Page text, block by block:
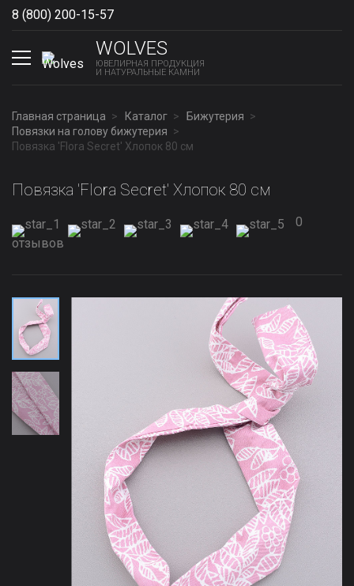
8 (800) 200-15-57
WOLVES
ЮВЕЛИРНАЯ ПРОДУКЦИЯ
И НАТУРАЛЬНЫЕ КАМНИ
Главная страница Каталог
Бижутерия
Повязки на голову бижутерия
Повязка 'Flora Secret' Хлопок 80 см
Повязка 'Flora Secret' Хлопок 80 см
0
отзывов